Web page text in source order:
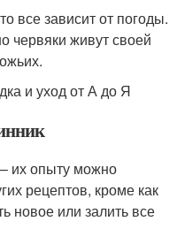
все зависит от погоды.
червяки живут своей
и уход от А до Я
их опыту можно
рецептов, кроме как
новое или залить все